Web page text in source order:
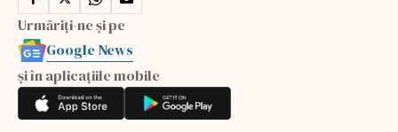
Urmăriți-ne și pe
Google News
și în aplicațiile mobile